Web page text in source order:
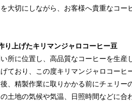
大切にしながら、お客様へ貴重なコー
り上げたキリマンジャロコーヒー豆
所に位置し、高品質なコーヒーを生産
ており、この度キリマンジャロコーヒ
、精製作業に取りかかる前にチェリー
土地の気候や気温、日照時間などに合